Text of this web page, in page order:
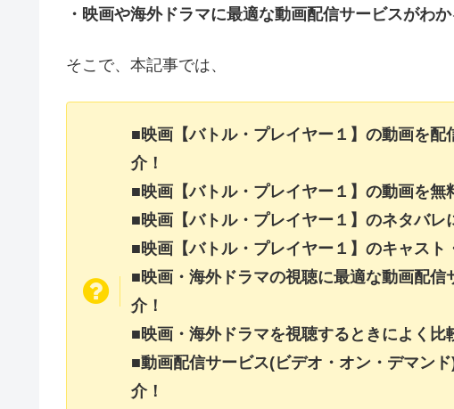
・映画や海外ドラマに最適な動画配信サービスがわか
そこで、本記事では、
■映画【バトル・プレイヤー１】の動画を
介！
■映画【バトル・プレイヤー１】の動画を無
■映画【バトル・プレイヤー１】のネタバレ
■映画【バトル・プレイヤー１】のキャスト
■映画・海外ドラマの視聴に最適な動画配
介！
■映画・海外ドラマを視聴するときによく比
■動画配信サービス(ビデオ・オン・デマン
介！